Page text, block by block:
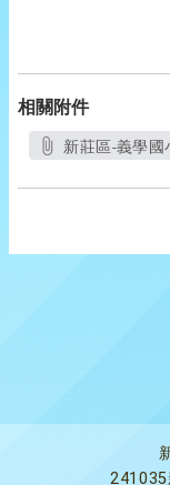
相關附件
新莊區-義學
241035